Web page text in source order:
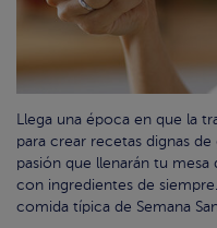
Llega una época en que la
para crear recetas dignas
pasión que llenarán tu mesa
con ingredientes de
comida típica de Semana